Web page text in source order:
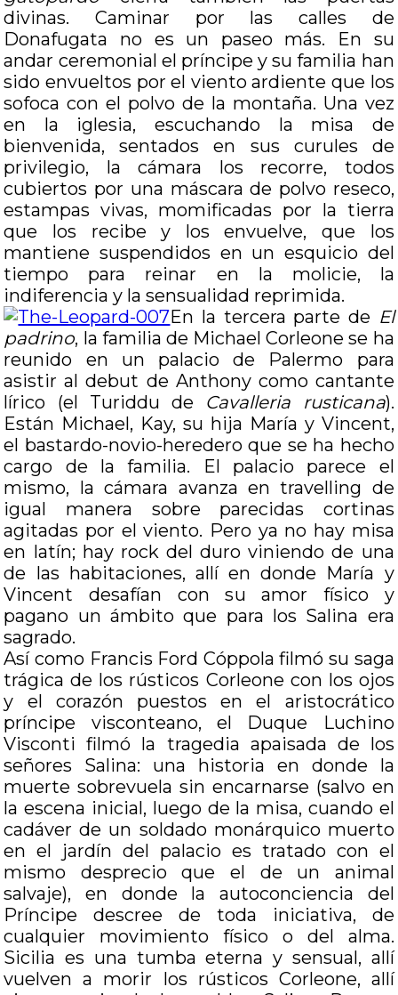
divinas. Caminar por las calles de
Donafugata no es un paseo más. En su
andar ceremonial el príncipe y su familia han
sido envueltos por el viento ardiente que los
sofoca con el polvo de la montaña. Una vez
en la iglesia, escuchando la misa de
bienvenida, sentados en sus curules de
privilegio, la cámara los recorre, todos
cubiertos por una máscara de polvo reseco,
estampas vivas, momificadas por la tierra
que los recibe y los envuelve, que los
mantiene suspendidos en un esquicio del
tiempo para reinar en la molicie, la
indiferencia y la sensualidad reprimida.
En la tercera parte de El
padrino, la familia de Michael Corleone se ha
reunido en un palacio de Palermo para
asistir al debut de Anthony como cantante
lírico (el Turiddu de Cavalleria rusticana).
Están Michael, Kay, su hija María y Vincent,
el bastardo-novio-heredero que se ha hecho
cargo de la familia. El palacio parece el
mismo, la cámara avanza en travelling de
igual manera sobre parecidas cortinas
agitadas por el viento. Pero ya no hay misa
en latín; hay rock del duro viniendo de una
de las habitaciones, allí en donde María y
Vincent desafían con su amor físico y
pagano un ámbito que para los Salina era
sagrado.
Así como Francis Ford Cóppola filmó su saga
trágica de los rústicos Corleone con los ojos
y el corazón puestos en el aristocrático
príncipe visconteano, el Duque Luchino
Visconti filmó la tragedia apaisada de los
señores Salina: una historia en donde la
muerte sobrevuela sin encarnarse (salvo en
la escena inicial, luego de la misa, cuando el
cadáver de un soldado monárquico muerto
en el jardín del palacio es tratado con el
mismo desprecio que el de un animal
salvaje), en donde la autoconciencia del
Príncipe descree de toda iniciativa, de
cualquier movimiento físico o del alma.
Sicilia es una tumba eterna y sensual, allí
vuelven a morir los rústicos Corleone, allí